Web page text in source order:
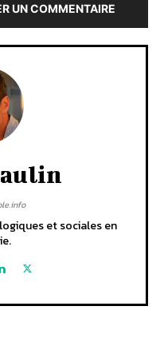
UN COMMENTAIRE
et sociales en